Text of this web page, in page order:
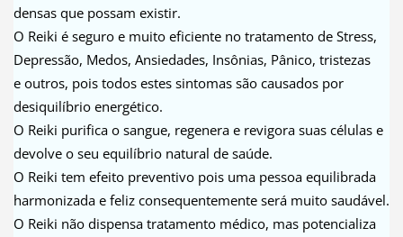
densas que possam existir.
O Reiki é seguro e muito eficiente no tratamento de Stress,
Depressão, Medos, Ansiedades, Insônias, Pânico, tristezas
e outros, pois todos estes sintomas são causados por
desiquilíbrio energético.
O Reiki purifica o sangue, regenera e revigora suas células e
devolve o seu equilíbrio natural de saúde.
O Reiki tem efeito preventivo pois uma pessoa equilibrada
harmonizada e feliz consequentemente será muito saudável.
O Reiki não dispensa tratamento médico, mas potencializa